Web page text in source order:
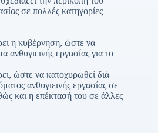
σε πολλές κατηγορίες
η κυβέρνηση, ώστε να
ανθυγιεινής εργασίας για το
ώστε να κατοχυρωθεί διά
ανθυγιεινής εργασίας σε
και η επέκτασή του σε άλλες